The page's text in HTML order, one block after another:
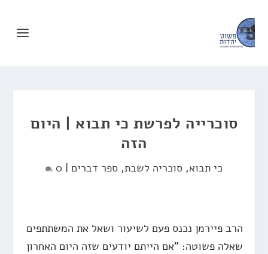
סוכרייה לפרשת כי תבוא | היום
הזה
כי תבוא, סוכריה לשבת, ספר דברים |
0
הרב פיירמן נכנס פעם לשיעור ושאל את המשתתפים
שאלה פשוטה: "אם הייתם יודעים שזה היום האחרון